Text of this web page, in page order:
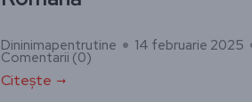
Dininimapentrutine 14 februarie 2025
Comentarii (0)
Citește